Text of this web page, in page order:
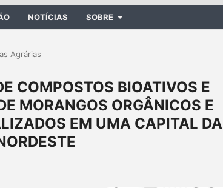
NOTÍCIAS SOBRE
Agrárias
COMPOSTOS BIOATIVOS E
MORANGOS ORGÂNICOS E
EM UMA CAPITAL DA